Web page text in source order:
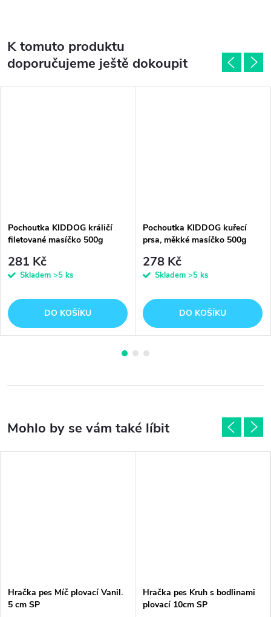
K tomuto produktu
doporučujeme ještě dokoupit
Pochoutka KIDDOG králičí
filetované masíčko 500g
281 Kč
Skladem >5 ks
DO KOŠÍKU
Pochoutka KIDDOG kuřecí
prsa, měkké masíčko 500g
278 Kč
Skladem >5 ks
DO KOŠÍKU
Hračka pes Míč plovací Vanil.
5 cm SP
Hračka pes Kruh s bodlinami
plovací 10cm SP